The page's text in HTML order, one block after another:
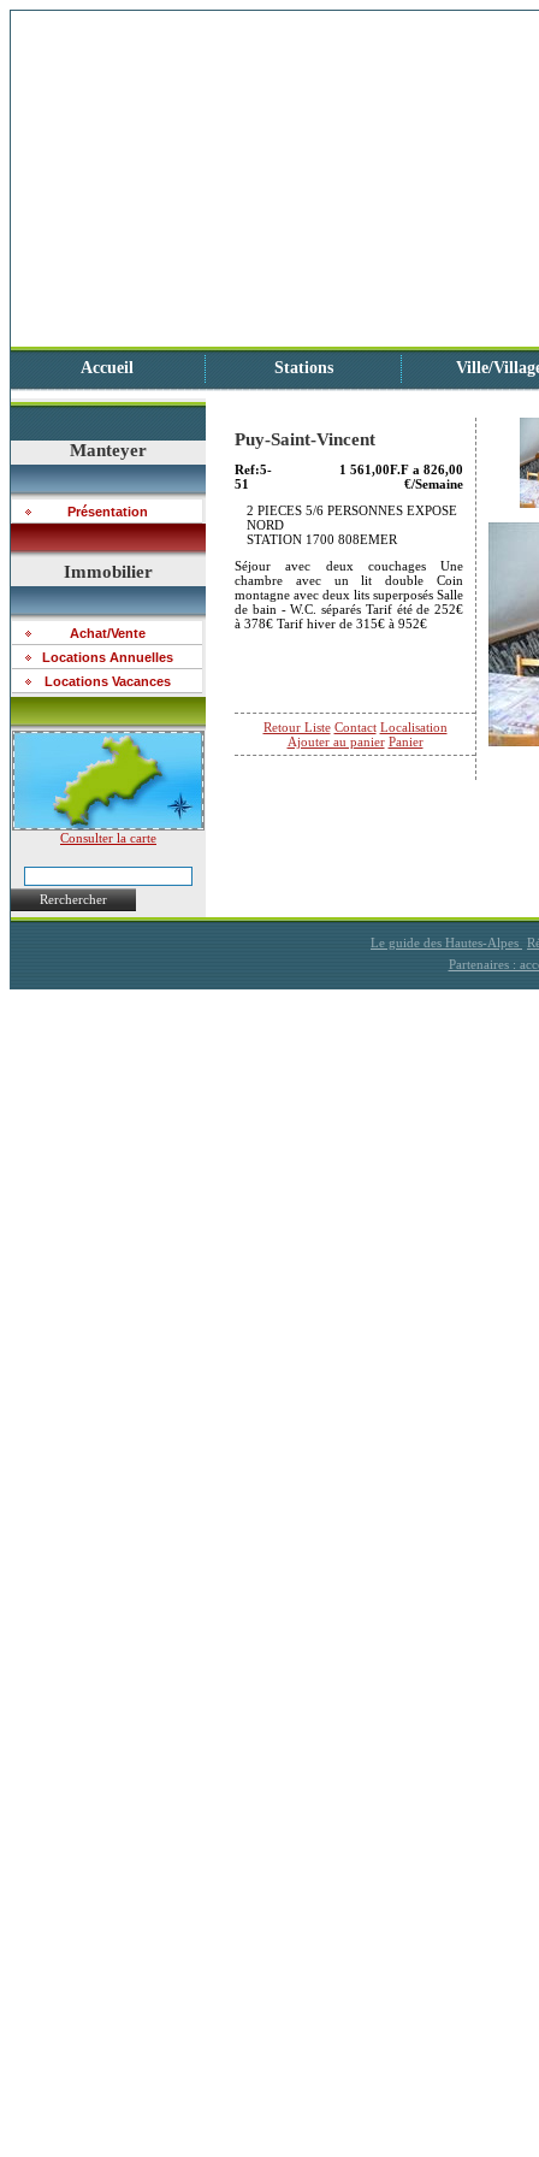
Accueil Stations Ville/
Manteyer
Présentation
Immobilier
Achat/Vente
Locations Annuelles
Locations Vacances
Consulter la carte
Rerchercher
Puy-Saint-Vincent
Ref:5-
51
1 561,00F.F a 826,00
€/Semaine
2 PIECES 5/6 PERSONNES EXPOSE
NORD
STATION 1700 808EMER
Séjour avec deux couchages Une
chambre avec un lit double Coin
montagne avec deux lits superposés Salle
de bain - W.C. séparés Tarif été de 252€
à 378€ Tarif hiver de 315€ à 952€
Retour Liste Contact Localisation
Ajouter au panier Panier
Le guide des Hautes-Alpes
Partenaires :